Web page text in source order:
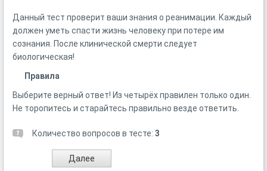
Данный тест проверит ваши знания о реанимации. Каждый
должен уметь спасти жизнь человеку при потере им
сознания. После клинической смерти следует
биологическая!
Правила
Выберите верный ответ! Из четырёх правилен только один.
Не торопитесь и старайтесь правильно везде ответить.
Количество вопросов в тесте: 3